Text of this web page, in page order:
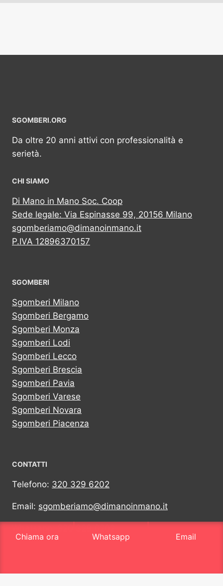
SGOMBERI.ORG
Da oltre 20 anni attivi con professionalità e
serietà.
CHI SIAMO
Di Mano in Mano Soc. Coop
Sede legale: Via Espinasse 99, 20156 Milano
sgomberiamo@dimanoinmano.it
P.IVA 12896370157
SGOMBERI
Sgomberi Milano
Sgomberi Bergamo
Sgomberi Monza
Sgomberi Lodi
Sgomberi Lecco
Sgomberi Brescia
Sgomberi Pavia
Sgomberi Varese
Sgomberi Novara
Sgomberi Piacenza
CONTATTI
Telefono: 320 329 6202
Email: sgomberiamo@dimanoinmano.it
Chiama ora
Whatsapp Email